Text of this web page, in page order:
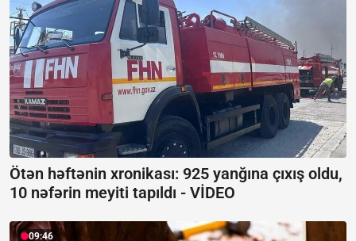
Ötən həftənin xronikası: 925 yanğına çıxış oldu,
10 nəfərin meyiti tapıldı - VİDEO
09:46